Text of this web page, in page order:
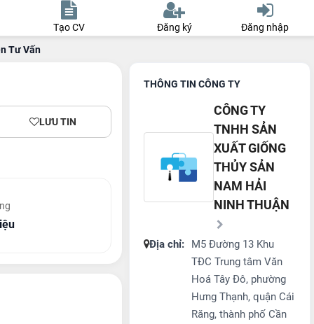
Tạo CV Đăng ký
Đăng nhập
Tư Vấn
LƯU TIN
THÔNG TIN CÔNG TY
CÔNG TY
TNHH SẢN
XUẤT GIỐNG
THỦY SẢN
NAM HẢI
NINH THUẬN
Địa chỉ:
M5 Đường 13 Khu
TĐC Trung tâm Văn
Hoá Tây Đô, phường
Hưng Thạnh, quận Cái
Răng, thành phố Cần